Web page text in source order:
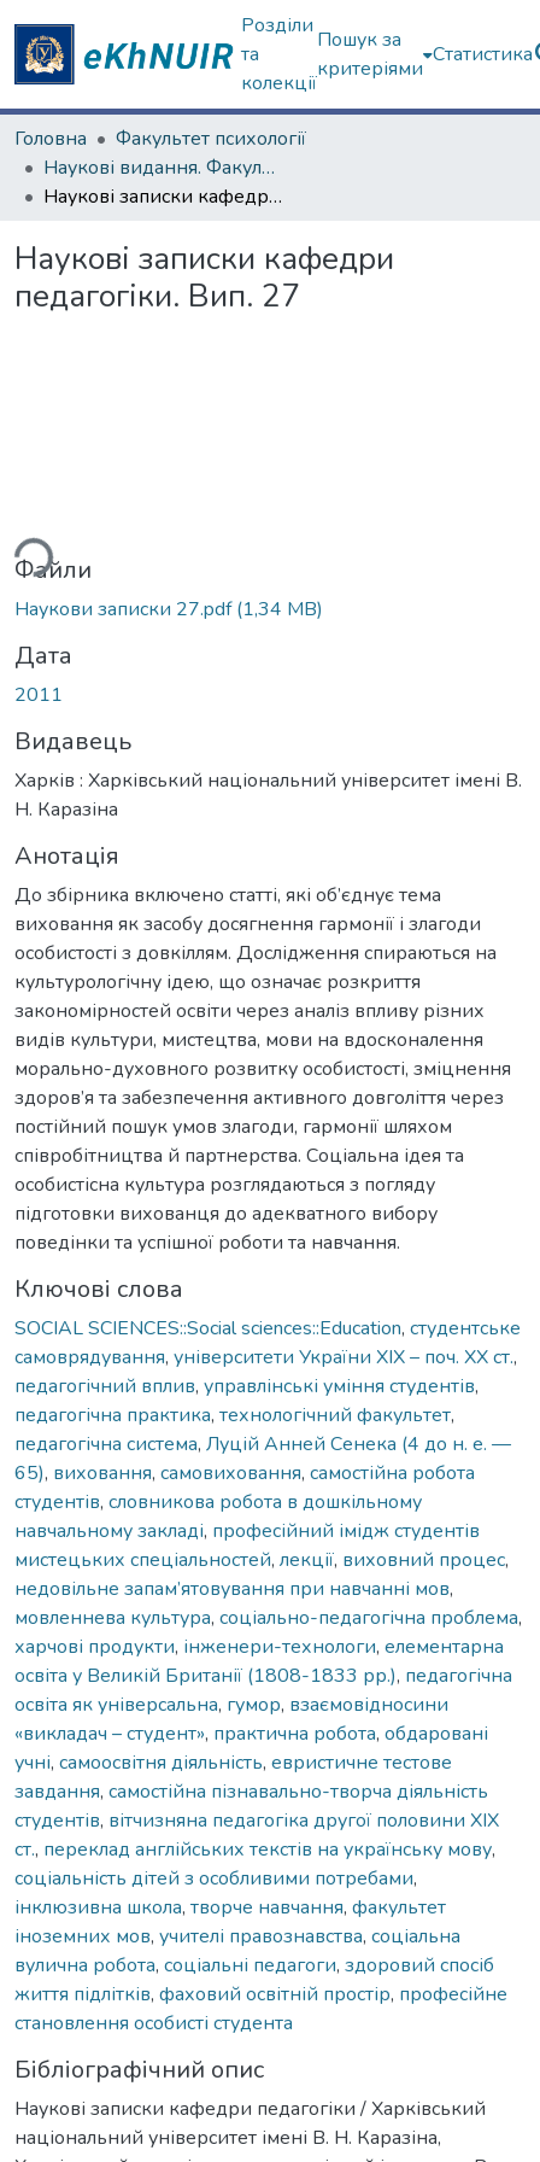
Розділи
та
колекції
Пошук за
критеріями
Статистика
Головна
Факультет психології
Наукові видання. Факультет психології
Наукові записки кафедри педагогіки. Вип. 27
Наукові записки кафедри
педагогіки. Вип. 27
Файли
Наукови записки 27.pdf(1,34 MB)
Дата
2011
Видавець
Харків : Харківський національний університет імені В.
Н. Каразіна
Анотація
До збірника включено статті, які об’єднує тема
виховання як засобу досягнення гармонії і злагоди
особистості з довкіллям. Дослідження спираються на
культурологічну ідею, що означає розкриття
закономірностей освіти через аналіз впливу різних
видів культури, мистецтва, мови на вдосконалення
морально-духовного розвитку особистості, зміцнення
здоров’я та забезпечення активного довголіття через
постійний пошук умов злагоди, гармонії шляхом
співробітництва й партнерства. Соціальна ідея та
особистісна культура розглядаються з погляду
підготовки вихованця до адекватного вибору
поведінки та успішної роботи та навчання.
Ключові слова
SOCIAL SCIENCES::Social sciences::Education, студентське
самоврядування, університети України XIX – поч. XX ст.,
педагогічний вплив, управлінські уміння студентів,
педагогічна практика, технологічний факультет,
педагогічна система, Луцій Анней Сенека (4 до н. е. —
65), виховання, самовиховання, самостійна робота
студентів, словникова робота в дошкільному
навчальному закладі, професійний імідж студентів
мистецьких спеціальностей, лекції, виховний процес,
недовільне запам’ятовування при навчанні мов,
мовленнева культура, соціально-педагогічна проблема,
харчові продукти, інженери-технологи, елементарна
освіта у Великій Британії (1808-1833 рр.), педагогічна
освіта як універсальна, гумор, взаємовідносини
«викладач – студент», практична робота, обдаровані
учні, самоосвітня діяльність, евристичне тестове
завдання, самостійна пізнавально-творча діяльність
студентів, вітчизняна педагогіка другої половини XIX
ст., переклад англійських текстів на українську мову,
соціальність дітей з особливими потребами,
інклюзивна школа, творче навчання, факультет
іноземних мов, учителі правознавства, соціальна
вулична робота, соціальні педагоги, здоровий спосіб
життя підлітків, фаховий освітній простір, професійне
становлення особисті студента
Бібліографічний опис
Наукові записки кафедри педагогіки / Харківський
національний університет імені В. Н. Каразіна,